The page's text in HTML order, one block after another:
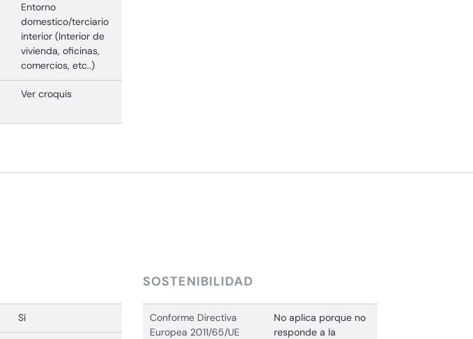
Entorno
domestico/terciario
interior (Interior de
vivienda, oficinas,
comercios, etc..)
Ver croquis
Sí
SOSTENIBILIDAD
Conforme Directiva
Europea 2011/65/UE
No aplica porque no
responde a la